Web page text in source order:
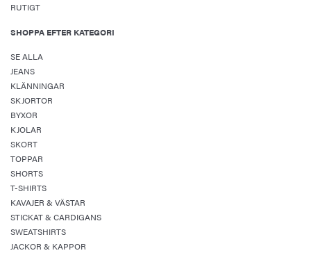
RUTIGT
SHOPPA EFTER KATEGORI
SE ALLA
JEANS
KLÄNNINGAR
SKJORTOR
BYXOR
KJOLAR
SKORT
TOPPAR
SHORTS
T-SHIRTS
KAVAJER & VÄSTAR
STICKAT & CARDIGANS
SWEATSHIRTS
JACKOR & KAPPOR